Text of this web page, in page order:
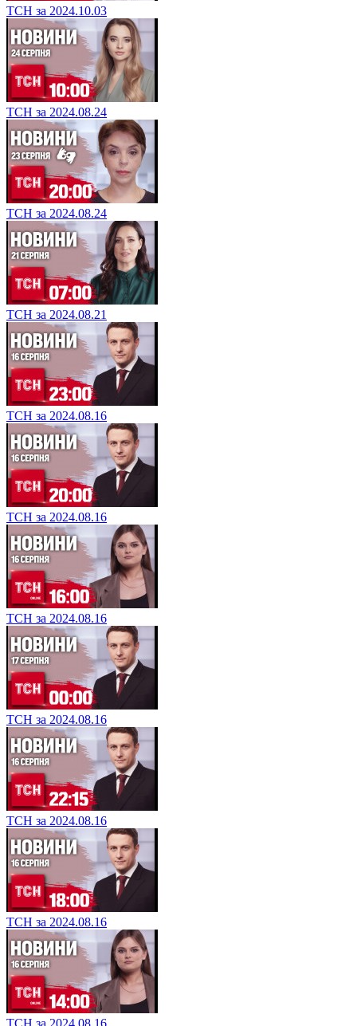
ТСН за 2024.10.03
ТСН за 2024.08.24
ТСН за 2024.08.24
ТСН за 2024.08.21
ТСН за 2024.08.16
ТСН за 2024.08.16
ТСН за 2024.08.16
ТСН за 2024.08.16
ТСН за 2024.08.16
ТСН за 2024.08.16
ТСН за 2024.08.16